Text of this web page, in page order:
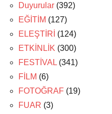
Duyurular (392)
EĞİTİM (127)
ELEŞTİRİ (124)
ETKİNLİK (300)
FESTİVAL (341)
FİLM (6)
FOTOĞRAF (19)
FUAR (3)